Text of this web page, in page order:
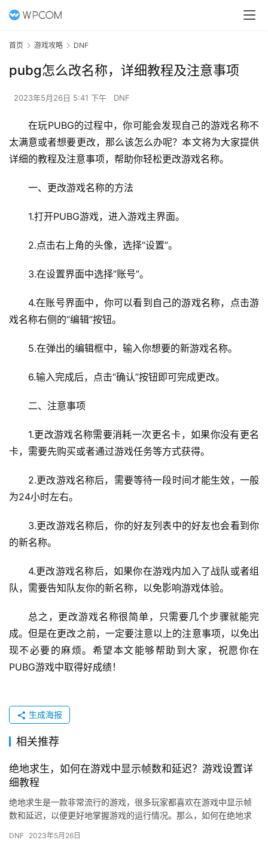
首页 游戏攻略 DNF
pubg怎么改名称，详细教程及注意事项
2023年5月26日 5:41 下午 DNF
在玩PUBG的过程中，你可能会发现自己的游戏名称不
太满意或者想要更改，那么该怎么办呢？本文将为大家提供
详细的教程及注意事项，帮助你轻松更改游戏名称。
一、更改游戏名称的方法
1.打开PUBG游戏，进入游戏主界面。
2.点击右上角的头像，选择“设置”。
3.在设置界面中选择“账号”。
4.在账号界面中，你可以看到自己的游戏名称，点击游
戏名称右侧的“编辑”按钮。
5.在弹出的编辑框中，输入你想要的新游戏名称。
6.输入完成后，点击“确认”按钮即可完成更改。
二、注意事项
1.更改游戏名称需要消耗一次更名卡，如果你没有更名
卡，需要先购买或者通过游戏任务等方式获得。
2.更改游戏名称后，需要等待一段时间才能生效，一般
为24小时左右。
3.更改游戏名称后，你的好友列表中的好友也会看到你
的新名称。
4.更改游戏名称后，如果你在游戏内加入了战队或者组
队，需要告知队友你的新名称，以免影响游戏体验。
总之，更改游戏名称很简单，只需要几个步骤就能完
成。但是在更改之前，一定要注意以上的注意事项，以免出
现不必要的麻烦。希望本文能够帮助到大家，祝愿你在
PUBG游戏中取得好成绩！
生成海报
相关推荐
绝地求生，如何在游戏中显示帧数和延迟？游戏设置详
细教程
绝地求生是一款非常流行的游戏，很多玩家都喜欢在游戏中显示帧
数和延迟，以便更好地掌握游戏的运行情况。那么，如何在绝地求
DNF 2023年5月26日